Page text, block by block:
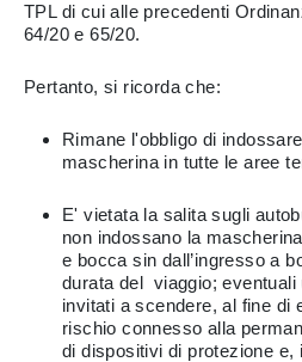
TPL di cui alle precedenti
64/20 e 65/20.
Pertanto, si ricorda che:
Rimane l'obbligo di
mascherina in tutte le aree
E' vietata la salita sugli
non indossano la
e bocca sin dall’ingresso a
durata del viaggio;
invitati a scendere, al fine di
rischio connesso alla
di dispositivi di protezione e,